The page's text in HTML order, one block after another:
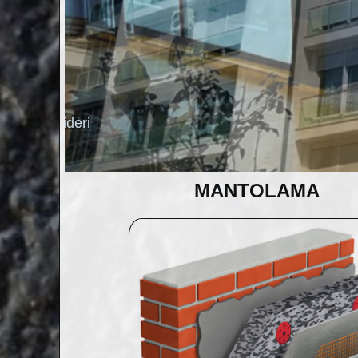
Lideri
MANTOLAMA